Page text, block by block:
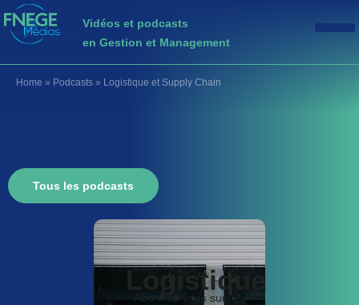
Vidéos et podcasts
en Gestion et Management
Home » Podcasts » Logistique et Supply Chain
Tous les podcasts
Logistique
Abonnez-vous sur